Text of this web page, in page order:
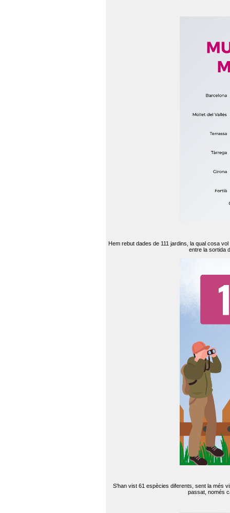
Hem rebut dades de 111 jardins, la qual cosa
entre la sortida
S'han vist 61 espècies diferents, sent la més
passat, només